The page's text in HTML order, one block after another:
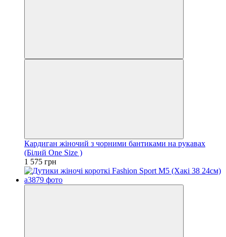
Кардиган жіночий з чорними бантиками на рукавах
(Білий One Size )
1 575 грн